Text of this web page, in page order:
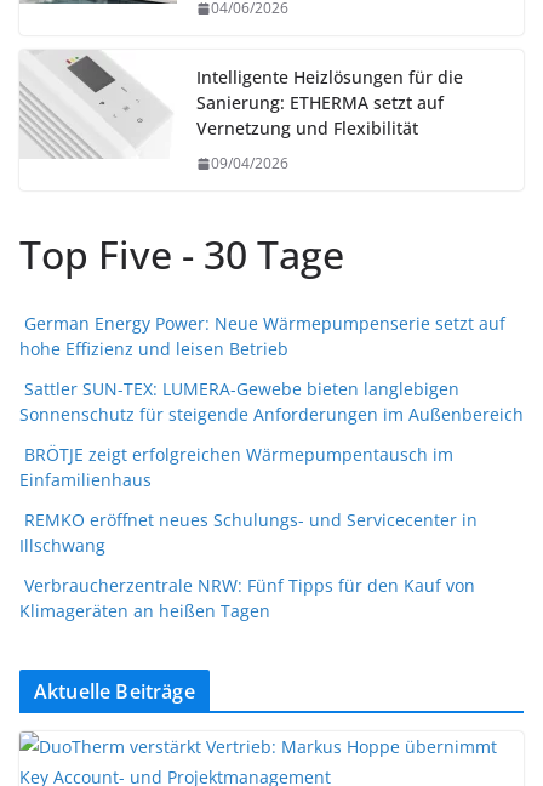
04/06/2026
Intelligente Heizlösungen für die
Sanierung: ETHERMA setzt auf
Vernetzung und Flexibilität
09/04/2026
Top Five - 30 Tage
German Energy Power: Neue Wärmepumpenserie setzt auf
hohe Effizienz und leisen Betrieb
Sattler SUN-TEX: LUMERA-Gewebe bieten langlebigen
Sonnenschutz für steigende Anforderungen im Außenbereich
BRÖTJE zeigt erfolgreichen Wärmepumpentausch im
Einfamilienhaus
REMKO eröffnet neues Schulungs- und Servicecenter in
Illschwang
Verbraucherzentrale NRW: Fünf Tipps für den Kauf von
Klimageräten an heißen Tagen
Aktuelle Beiträge